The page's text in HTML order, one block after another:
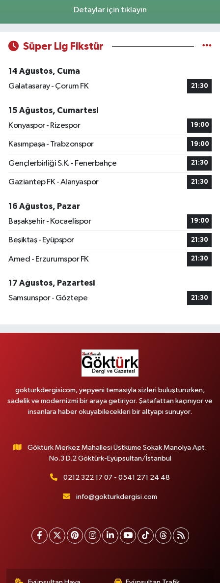
Detaylar için tıklayın
Süper Lig Fikstür
14 Ağustos, Cuma
Galatasaray - Çorum FK
21:30
15 Ağustos, Cumartesi
Konyaspor - Rizespor
19:00
Kasımpaşa - Trabzonspor 19:00
Gençlerbirliği S.K. - Fenerbahçe 21:30
Gaziantep FK - Alanyaspor 21:30
16 Ağustos, Pazar
Başakşehir - Kocaelispor
19:00
Beşiktaş - Eyüpspor 21:30
Amed - Erzurumspor FK 21:30
17 Ağustos, Pazartesi
Samsunspor - Göztepe
21:30
gokturkdergisicom, yepyeni temasıyla sizleri buluştururken,
sadelik ve modernizmi bir araya getiriyor. Şatafattan kaçınıyor ve
insanlara haber okuyabilecekleri bir altyapı sunuyor.
Göktürk Merkez Mahallesi Üstküme Sokak Manolya Apt.
No.3 D.2 Göktürk-Eyüpsultan/İstanbul
0212 322 17 07 - 0541 271 24 48
info@gokturkdergisi.com